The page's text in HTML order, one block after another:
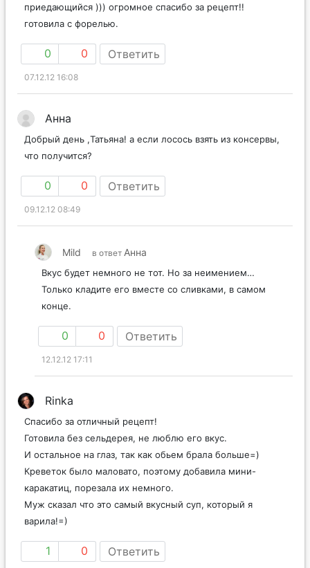
приедающийся ))) огромное спасибо за рецепт!!
готовила с форелью.
0 0 Ответить
07.12.12 16:08
Анна
Добрый день ,Татьяна! а если лосось взять из консервы,
что получится?
0 0 Ответить
09.12.12 08:49
Mild в ответ Анна
Вкус будет немного не тот. Но за неимением…
Только кладите его вместе со сливками, в самом
конце.
0 0 Ответить
12.12.12 17:11
Rinka
Спасибо за отличный рецепт!
Готовила без сельдерея, не люблю его вкус.
И остальное на глаз, так как обьем брала больше=)
Креветок было маловато, поэтому добавила мини-
каракатиц, порезала их немного.
Муж сказал что это самый вкусный суп, который я
варила!=)
1 0 Ответить